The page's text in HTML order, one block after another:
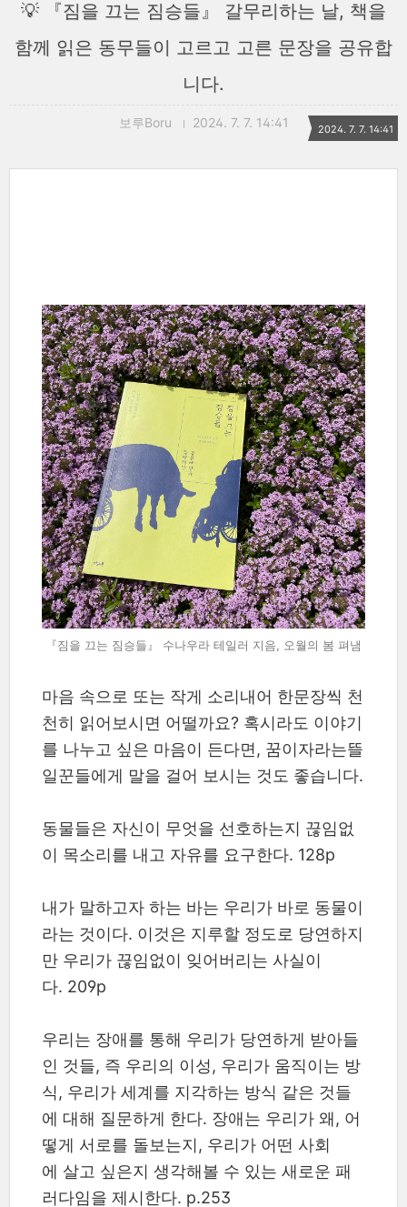
💡 『짐을 끄는 짐승들』 갈무리하는 날, 책을
함께 읽은 동무들이 고르고 고른 문장을 공유합
니다.
보루Boru 2024. 7. 7. 14:41 2024. 7. 7. 14:41
『짐을 끄는 짐승들』 수나우라 테일러 지음, 오월의 봄 펴냄
마음 속으로 또는 작게 소리내어 한문장씩 천
천히 읽어보시면 어떨까요? 혹시라도 이야기
를 나누고 싶은 마음이 든다면, 꿈이자라는뜰
일꾼들에게 말을 걸어 보시는 것도 좋습니다.
동물들은 자신이 무엇을 선호하는지 끊임없
이 목소리를 내고 자유를 요구한다. 128p
내가 말하고자 하는 바는 우리가 바로 동물이
라는 것이다. 이것은 지루할 정도로 당연하지
만 우리가 끊임없이 잊어버리는 사실이
다. 209p
우리는 장애를 통해 우리가 당연하게 받아들
인 것들, 즉 우리의 이성, 우리가 움직이는 방
식, 우리가 세계를 지각하는 방식 같은 것들
에 대해 질문하게 한다. 장애는 우리가 왜, 어
떻게 서로를 돌보는지, 우리가 어떤 사회
에 살고 싶은지 생각해볼 수 있는 새로운 패
러다임을 제시한다. p.253